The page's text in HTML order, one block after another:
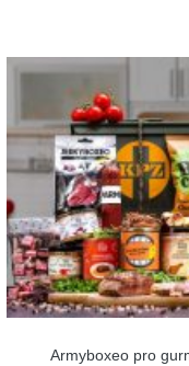
Armyboxeo pro